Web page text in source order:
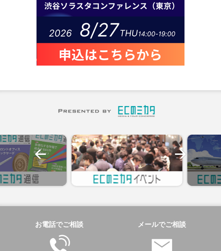
お電話でご相談 メールでご相談